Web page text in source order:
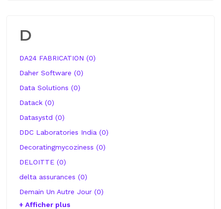
D
DA24 FABRICATION (0)
Daher Software (0)
Data Solutions (0)
Datack (0)
Datasystd (0)
DDC Laboratories India (0)
Decoratingmycoziness (0)
DELOITTE (0)
delta assurances (0)
Demain Un Autre Jour (0)
+ Afficher plus